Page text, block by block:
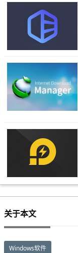
关于本文
Windows软件